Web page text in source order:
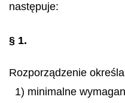
następuje:
§ 1.
Rozporządzenie
1) minimalne